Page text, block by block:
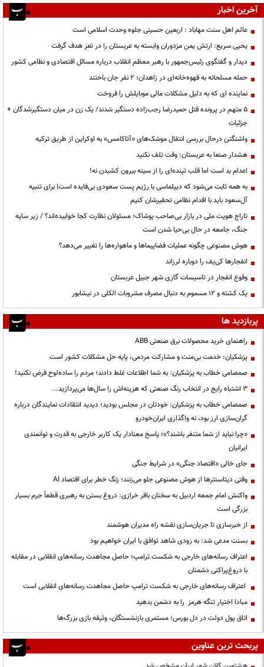
آخرین اخبار
عالم اهل سنت مهاباد : اربعین حسینی جلوه وحدت اسلامی است
یحیی سریع: ارتش یمن مزدوران وابسته به عربستان را در تعز هدف گرفت
دیدار و گفتگوی رئیس‌جمهور با رهبر معظم انقلاب درباره مسائل اقتصادی و نظامی کشور
حمله مسلحانه به قهوه‌خانه‌ای در زاهدان؛ ۲ نفر جان باختند
نماینده ای که به دلیل مشکلات مالی موبایلش را فروخت
۵ متهم در پرونده قتل حمیدرضا رجب‌زاده دستگیر شدند/ یک زن در میان دستگیرشدگان +
جزئیات
واشنگتن درحال بررسی انتقال موشک‌های «آتاکامس» به اوکراین از طریق ترکیه
هشدار صنعا به عربستان: وقت تلف نکنید
اعدام بد است اما قلب تپنده‌ای را از سینه بیرون کشیدن نه!
به همه ثابت می‌شود که دیپلماسی با رژیم پست سعودی بی‌فایده است| برای تنبیه
آل‌سعود باید با اقدام نظامی تحقیرشان کنیم
تاراج هویت ملی در بازار بی‌صاحب پوشاک؛ مسئولان نظارت کجا خوابیده‌اند؟ / زیر سایه
جنگ، جامعه در حال بی‌حیا شدن است
هوش مصنوعی چگونه عملیات فضاپیماها و ماهواره‌ها را تغییر می‌دهد؟
انفجارها کی‌یف را دوباره لرزاند
وقوع انفجار در تاسیسات گازی شهر جبیل عربستان
یک کشته و ۱۲ مسموم به دنبال مصرف مشروبات الکلی در نیشابور
پربازدید ها
راهنمای خرید محصولات برق صنعتی ABB
پزشکیان: خدمت بی‌منت و مشارکت مردمی، پایه حل مشکلات کشور است
صمصامی خطاب به پزشکیان: به شما اطلاعات غلط دادند؛ مردم را ساده‌لوح فرض نکنید!
3 اشتباه رایج در انتخاب رنگ صنعتی که هزینه‌اش را سال‌ها می‌پردازید...
صمصامی خطاب به پزشکیان: خودتان در مجلس بودید؛ دیدید انتقادات نمایندگان درباره
گران‌سازی ارز بود، نه واگذاری ایران‌خودرو
«چرا نباید از شما متنفر باشند؟»؛ پاسخ معنادار یک کاربر خارجی به قدرت و توانمندی
ایرانیان
جای خالی «اقتصاد جنگی» در شرایط جنگی
وقتی دیتاسنترها از هوش مصنوعی جلو می‌زنند؛ زنگ خطر برای اقتصاد AI
واکنش امام جمعه اردبیل به سخنان باقر خرازی: دروغ بستن به رهبری قطعاً جرم بسیار
بزرگی است
از خبرسازی تا جریان‌سازی نقشه راه مدیران هوشمند
بسنت مدعی شد: به زودی شاهد توافق با ایران خواهیم بود
اعتراف رسانه‌های خارجی به شکست ترامپ؛ حاصل مجاهدت رسانه‌های انقلابی در مقابله
با دروغ‌پراکنی دشمنان
اعتراف رسانه‌های خارجی به شکست ترامپ حاصل مجاهدت رسانه‌های انقلابی است
مبادا اختیار تنگه هرمز را به دشمن بدهید
اتاق پول دولت در دل بورس؛ مستمری بازنشستگان، وثیقه بازی بزرگ‌ها
پربحث ترین عناوین